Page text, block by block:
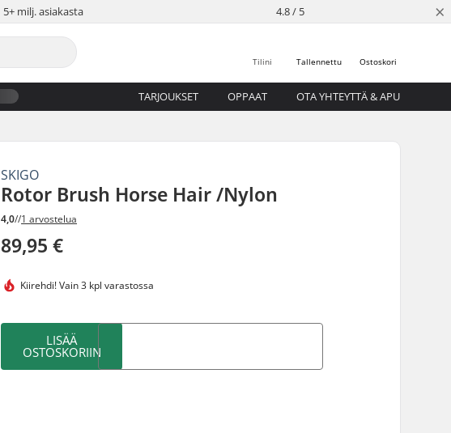
5+ milj. asiakasta 4.8 / 5 ×
Ostoskori
Tallennettu
Tilini
TARJOUKSET OPPAAT OTA YHTEYTTÄ & APU
SKIGO
Rotor Brush Horse Hair /Nylon
4,0//1 arvostelua
89,95 €
Kiirehdi!Vain 3 kpl varastossa
LISÄÄ
OSTOSKORIIN